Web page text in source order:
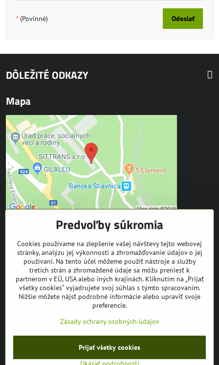
*(Povinné) Odoslať
DÔLEŽITÉ ODKAZY
Mapa
SITTRANS s.r.o.
Trate Mládeže 1
969 01 Banská Štiavnica
tel: +421 905 608 936
mail:info@equuseu.com
Instagram Youtube
©2026Copyright
Predvoľby súkromiaZásady ochrany osobných údajov
Predvoľby súkromia
Cookies používame na zlepšenie vašej návštevy tejto webovej
stránky, analýzu jej výkonnosti a zhromažďovanie údajov o jej
používaní. Na tento účel môžeme použiť nástroje a služby
tretích strán a zhromaždené údaje sa môžu preniesť k
partnerom v EÚ, USA alebo iných krajinách. Kliknutím na „Prijať
všetky cookies“ vyjadrujete svoj súhlas s týmto spracovaním.
Nižšie môžete nájsť podrobné informácie alebo upraviť svoje
preferencie.
Zásady ochrany osobných údajov
Prijať všetky cookies